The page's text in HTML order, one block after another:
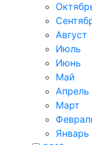
Август
Июль
Июнь
Май
Апрель
Март
Январь